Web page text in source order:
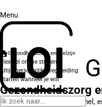
Menu
Gezondheidszorg en Welzijn
Flexibel online studeren
Altijd persoonlijke begeleiding
Starten wanneer je wilt
Gezondheidszorg
De zorg verandert razendsnel,